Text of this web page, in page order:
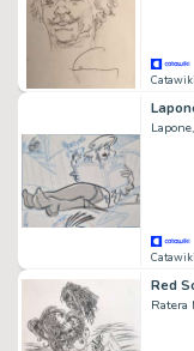
Ratera